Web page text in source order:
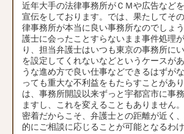
近年大手の法律事務所がＣＭや広告など
宣伝をしております。では、果たしてそ
律事務所が本当に良い事務所なのでしょ
護士に会ったことすらないまま事件処理
り、担当弁護士はいつも東京の事務所に
を設定してくれないなどというケースが
うな進め方で良い仕事などできるはずが
っても重大な不利益をもたらすことがあ
は、事務所開設以来ずっと宇都宮市に事
ますし、これを変えることもありません
密着だからこそ、弁護士との距離が近く
的にご相談に応じることが可能となるわけ